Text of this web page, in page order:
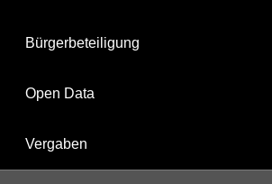
Bürgerbeteiligung
Open Data
Vergaben